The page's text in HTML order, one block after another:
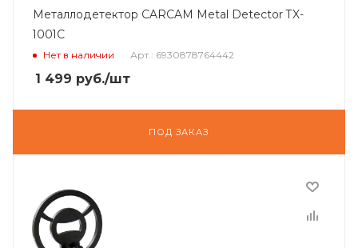
Металлодетектор CARCAM Metal Detector TX-
1001C
Нет в наличии Арт.: 6930878764442
1 499 руб./шт
ПОД ЗАКАЗ